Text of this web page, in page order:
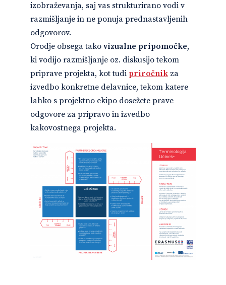
izobraževanja, saj vas strukturirano vodi v
razmišljanje in ne ponuja prednastavljenih
odgovorov.
Orodje obsega tako vizualne pripomočke,
ki vodijo razmišljanje oz. diskusijo tekom
priprave projekta, kot tudi priročnik za
izvedbo konkretne delavnice, tekom katere
lahko s projektno ekipo dosežete prave
odgovore za pripravo in izvedbo
kakovostnega projekta.